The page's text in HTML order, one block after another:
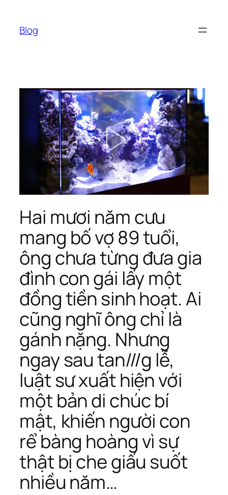
phầnBlog
Hai mươi năm cưu
mang bố vợ 89 tuổi,
ông chưa từng đưa gia
đình con gái lấy một
đồng tiền sinh hoạt. Ai
cũng nghĩ ông chỉ là
gánh nặng. Nhưng
ngay sau tan///g lễ,
luật sư xuất hiện với
một bản di chúc bí
mật, khiến người con
rể bàng hoàng vì sự
thật bị che giấu suốt
nhiều năm…